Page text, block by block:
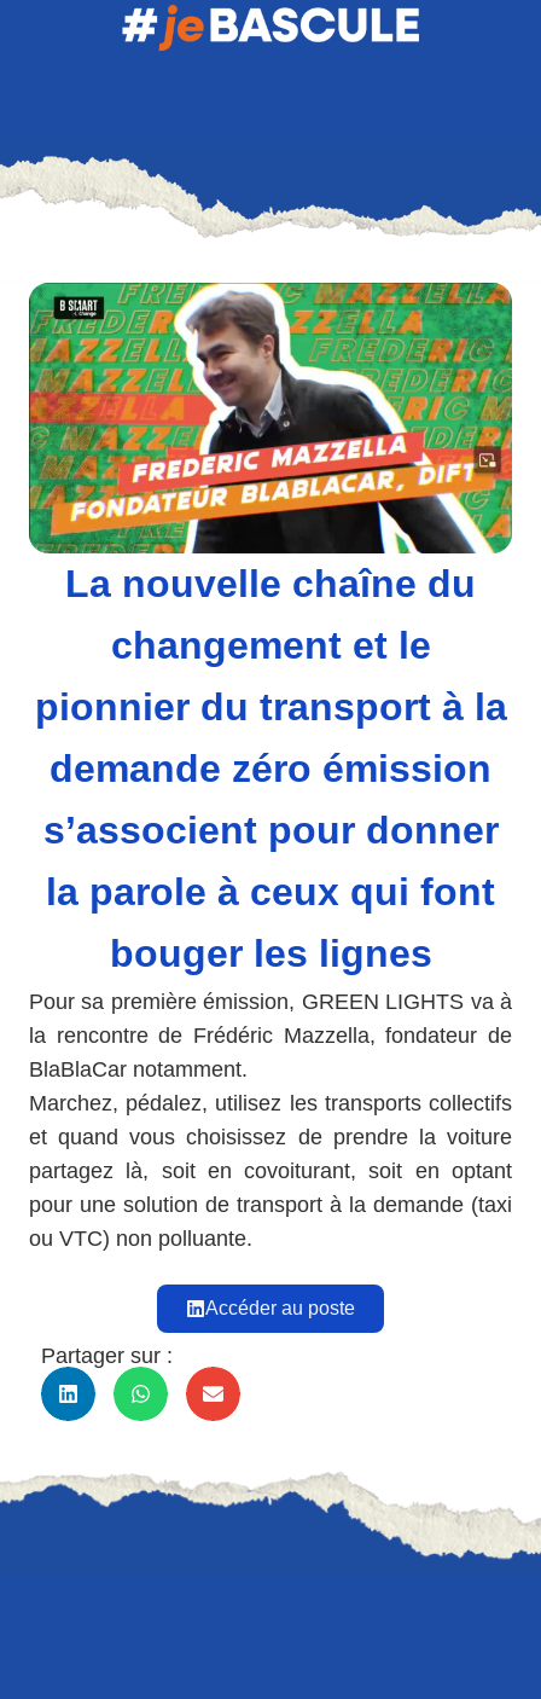
La nouvelle chaîne du
changement et le
pionnier du transport à la
demande zéro émission
s’associent pour donner
la parole à ceux qui font
bouger les lignes
Pour sa première émission, GREEN LIGHTS va à
la rencontre de Frédéric Mazzella, fondateur de
BlaBlaCar notamment.
Marchez, pédalez, utilisez les transports collectifs
et quand vous choisissez de prendre la voiture
partagez là, soit en covoiturant, soit en optant
pour une solution de transport à la demande (taxi
ou VTC) non polluante.
Accéder au poste
Partager sur :